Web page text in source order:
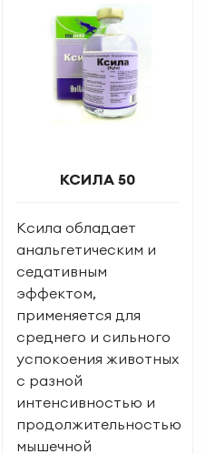
КСИЛА 50
Ксила обладает
анальгетическим и
седативным
эффектом,
применяется для
среднего и сильного
успокоения животных
с разной
интенсивностью и
продолжительностью
мышечной